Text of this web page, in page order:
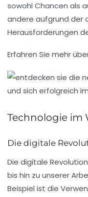
sowohl Chancen als
andere aufgrund der
Herausforderungen
Erfahren Sie mehr
Technologie im
Die digitale
Die digitale Revolution
bis hin zu unserer
Beispiel ist die